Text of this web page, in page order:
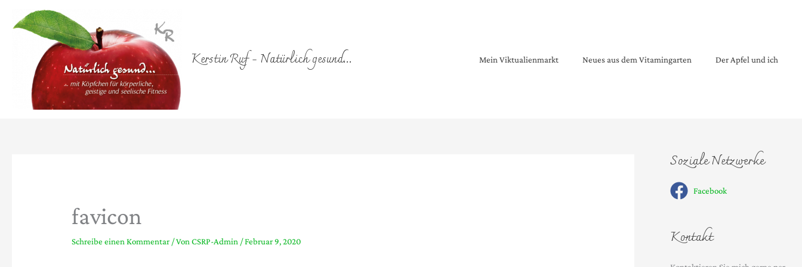
Inhalt
Kerstin Ruf - Natürlich gesund... Mein Viktualienmarkt Neues aus dem Vitamingarten Der Apfel und ich
favicon
Schreibe einen Kommentar / VonCSRP-Admin /Februar 9, 2020
Soziale Netzwerke
Facebook
Kontakt